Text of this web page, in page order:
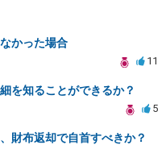
かった場合
11
を知ることができるか？
5
財布返却で自首すべきか？